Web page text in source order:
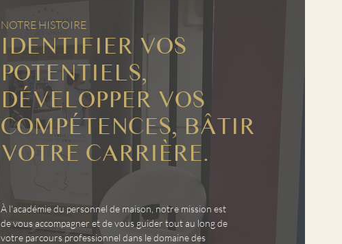
NOTRE HISTOIRE
IDENTIFIER VOS
POTENTIELS,
DÉVELOPPER VOS
COMPÉTENCES, BÂTIR
VOTRE CARRIÈRE.
À l'académie du personnel de maison, notre mission est
de vous accompagner et de vous guider tout au long de
votre parcours professionnel dans le domaine des